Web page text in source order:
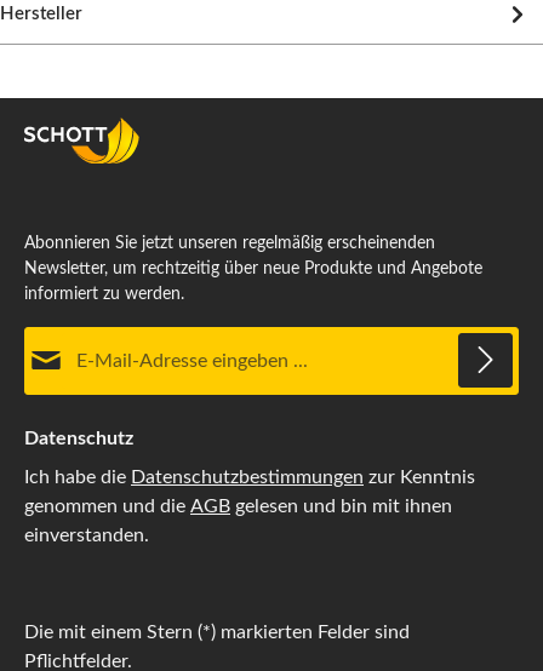
Hersteller
Abonnieren Sie jetzt unseren regelmäßig erscheinenden
Newsletter, um rechtzeitig über neue Produkte und Angebote
informiert zu werden.
Datenschutz
Ich habe die Datenschutzbestimmungen zur Kenntnis
genommen und die AGB gelesen und bin mit ihnen
einverstanden.
Die mit einem Stern (*) markierten Felder sind
Pflichtfelder.